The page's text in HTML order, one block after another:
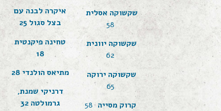
שקשוקה אסלית
58
שקשוקה יוונית
62
שקשוקה ירוקה
65
קרוק מסייה 58
איקרה לבנה עם
בצל סגול 25
טחינה פיקנטית
18
מתיאס הולנדי 28
דרניקי שמנת,
גרמולטה 32